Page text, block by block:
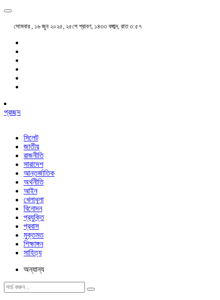
সোমবার , ১৬ জুন ২০২৫, ২৫শে শ্রাবণ, ১৪৩৩ বঙ্গাব্দ, রাত ৩:৫৭
প্রচ্ছদ
সিলেট
জাতীয়
রাজনীতি
সারাদেশ
আন্তর্জাতিক
অর্থনীতি
আইন
খেলাধুলা
বিনোদন
প্রযুক্তি
প্রবাস
মুক্তমত
শিক্ষাঙ্গন
সাহিত্য
অন্যান্য